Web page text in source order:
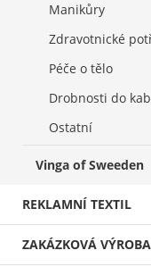
Manikůry
Zdravotnické
Péče o tělo
Drobnosti do
Ostatní
Vinga of Sweeden
REKLAMNÍ TEXTIL
ZAKÁZKOVÁ